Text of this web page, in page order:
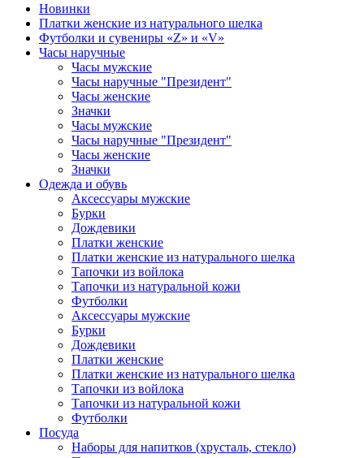
Новинки
Платки женские из натурального шелка
Футболки и сувениры «Z» и «V»
Часы наручные
Часы мужские
Часы наручные "Президент"
Часы женские
Значки
Часы мужские
Часы наручные "Президент"
Часы женские
Значки
Одежда и обувь
Аксессуары мужские
Бурки
Дождевики
Платки женские
Платки женские из натурального шелка
Тапочки из войлока
Тапочки из натуральной кожи
Футболки
Аксессуары мужские
Бурки
Дождевики
Платки женские
Платки женские из натурального шелка
Тапочки из войлока
Тапочки из натуральной кожи
Футболки
Посуда
Наборы для напитков (хрусталь, стекло)